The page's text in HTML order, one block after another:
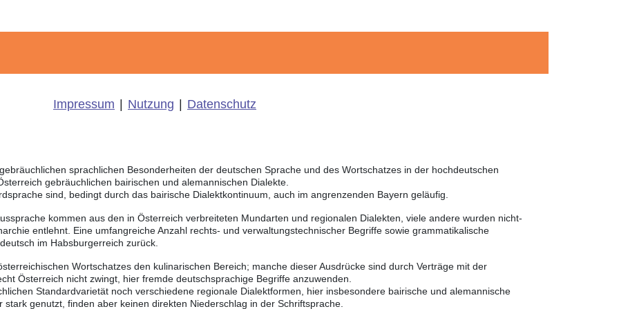
Impressum Nutzung Datenschutz
sprachlichen Besonderheiten der deutschen Sprache und des Wortschatzes in der hochdeutschen
gebräuchlichen bairischen und alemannischen Dialekte.
sind, bedingt durch das bairische Dialektkontinuum, auch im angrenzenden Bayern geläufig.
kommen aus den in Österreich verbreiteten Mundarten und regionalen Dialekten, viele andere wurden nicht-
entlehnt. Eine umfangreiche Anzahl rechts- und verwaltungstechnischer Begriffe sowie grammatikalische
im Habsburgerreich zurück.
Wortschatzes den kulinarischen Bereich; manche dieser Ausdrücke sind durch Verträge mit der
Österreich nicht zwingt, hier fremde deutschsprachige Begriffe anzuwenden.
Standardvarietät noch verschiedene regionale Dialektformen, hier insbesondere bairische und alemannische
genutzt, finden aber keinen direkten Niederschlag in der Schriftsprache.